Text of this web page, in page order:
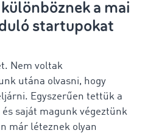
a mai
startupokat
Nem voltak
utána olvasni, hogy
Egyszerűen tettük a
saját magunk végeztünk
már léteznek olyan